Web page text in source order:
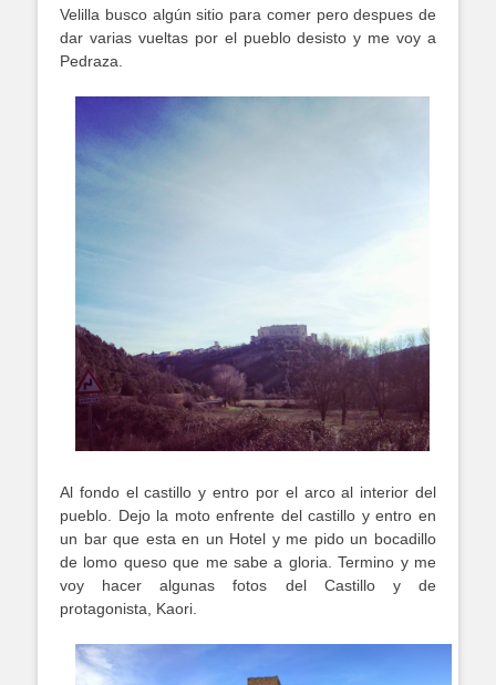
Velilla busco algún sitio para comer pero despues de
dar varias vueltas por el pueblo desisto y me voy a
Pedraza.
Al fondo el castillo y entro por el arco al interior del
pueblo. Dejo la moto enfrente del castillo y entro en
un bar que esta en un Hotel y me pido un bocadillo
de lomo queso que me sabe a gloria. Termino y me
voy hacer algunas fotos del Castillo y de
protagonista, Kaori.